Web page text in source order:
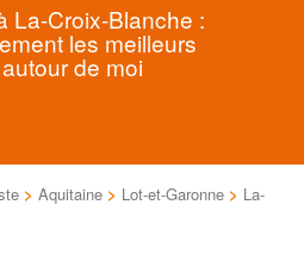
La-Croix-Blanche :
les meilleurs
de moi
> Aquitaine > Lot-et-Garonne > La-